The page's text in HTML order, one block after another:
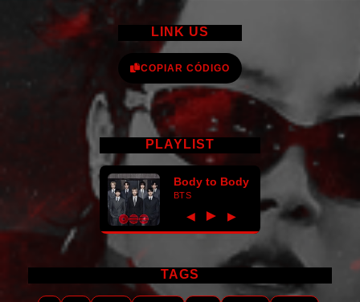
LINK US
COPIAR CÓDIGO
PLAYLIST
Body to Body
BTS
◀ ► ▶
TAGS